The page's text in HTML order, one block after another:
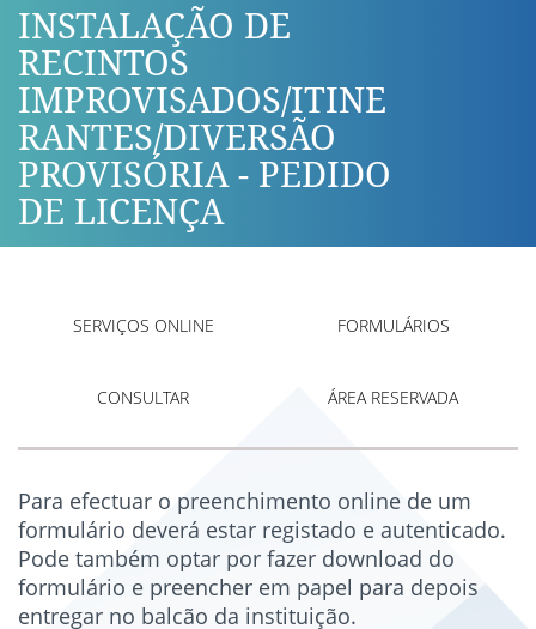
INSTALAÇÃO DE
RECINTOS
IMPROVISADOS/ITINE
RANTES/DIVERSÃO
PROVISÓRIA - PEDIDO
DE LICENÇA
SERVIÇOS ONLINE FORMULÁRIOS
CONSULTAR ÁREA RESERVADA
Para efectuar o preenchimento online de um
formulário deverá estar registado e autenticado.
Pode também optar por fazer download do
formulário e preencher em papel para depois
entregar no balcão da instituição.